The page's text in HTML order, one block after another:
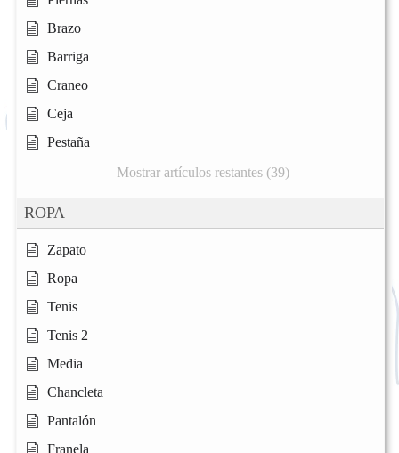
Brazo
Barriga
Craneo
Ceja
Pestaña
Mostrar artículos restantes (39)
ROPA
Zapato
Ropa
Tenis
Tenis 2
Media
Chancleta
Pantalón
Franela